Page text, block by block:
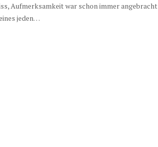
Aufmerksamkeit war schon immer angebracht
jeden…